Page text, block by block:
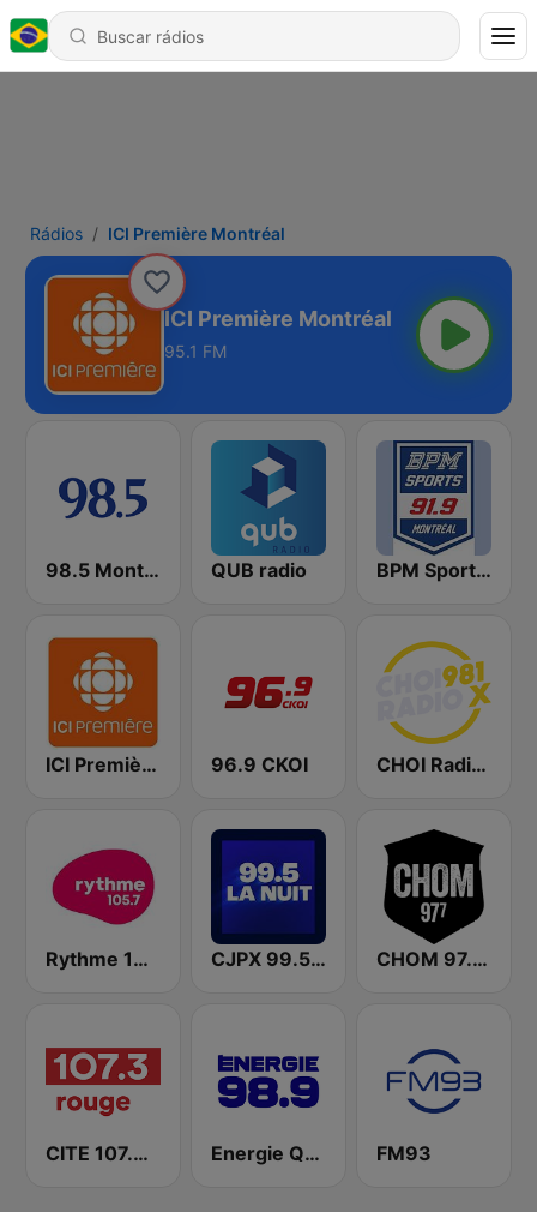
Rádios ICI Première Montréal
ICI Première Montréal
95.1 FM
98.5 Montréal QUB radio BPM Sports 91.9 FM
ICI Première Québec 96.9 CKOI CHOI Radio X 98.1 FM
Rythme 105.7 FM CJPX 99.5 MTL CHOM 97.7 FM
CITE 107.3 Rouge FM Energie Québec 98.9 FM FM93